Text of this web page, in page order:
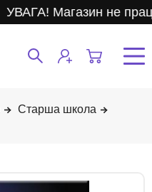
УВАГА! Магазин не
Старша школа